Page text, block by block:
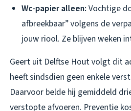
Wc-papier alleen: Vochtige
afbreekbaar” volgens de
jouw riool. Ze blijven weken
Geert uit Delftse Hout volgt dit
heeft sindsdien geen enkele
Daarvoor belde hij gemiddeld
verstopte afvoeren. Preventie